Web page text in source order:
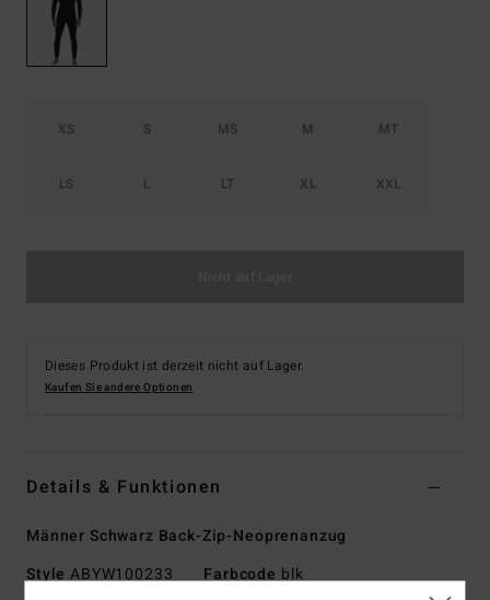
XS S MS M MT
LS L LT XL XXL
Dieses Produkt ist derzeit nicht auf Lager.
Kaufen Sie andere Optionen
Details & Funktionen
Männer Schwarz Back-Zip-Neoprenanzug
StyleABYW100233 Farbcodeblk